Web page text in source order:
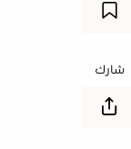
شارك